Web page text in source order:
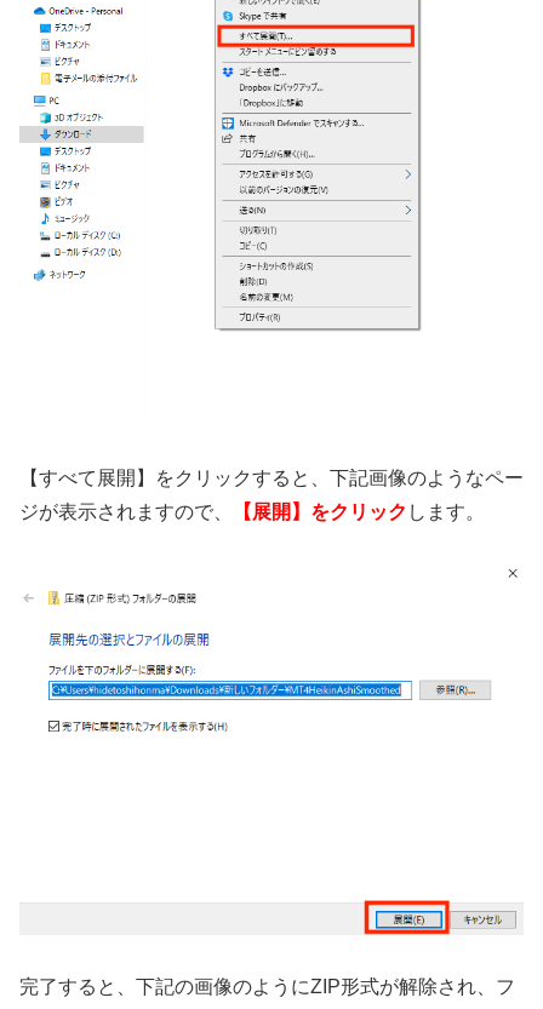
【すべて展開】をクリックすると、下記画像のようなペー
ジが表示されますので、
【展開】をクリック します。
完了すると、下記の画像のようにZIP形式が解除され、フ